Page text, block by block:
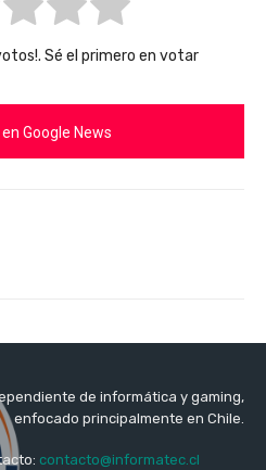
Sé el primero en votar
Google News
de informática y gaming,
enfocado principalmente en Chile.
contacto@informatec.cl